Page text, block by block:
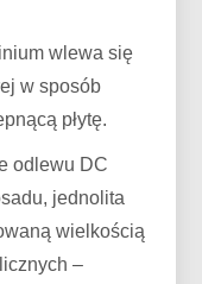
wlewa się
w sposób
płytę.
odlewu DC
jednolita
wielkością
–